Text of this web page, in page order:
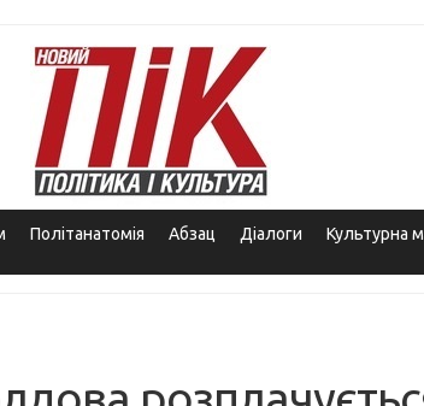
Політанатомія Абзац Діалоги Культурна